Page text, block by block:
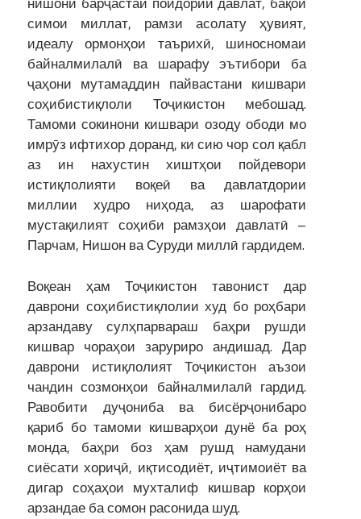
симои миллат, рамзи асолату ҳувият,
идеалу ормонҳои таърихӣ, шиносномаи
байналмилалӣ ва шарафу эътибори ба
ҷаҳони мутамаддин пайвастани кишвари
соҳибистиқлоли Тоҷикистон мебошад.
Тамоми сокинони кишвари озоду ободи мо
имрӯз ифтихор доранд, ки сию чор сол қабл
аз ин нахустин хиштҳои пойдевори
истиқлолияти воқеӣ ва давлатдории
миллии худро ниҳода, аз шарофати
мустақилият соҳиби рамзҳои давлатӣ –
Парчам, Нишон ва Суруди миллӣ гардидем.
Воқеан ҳам Тоҷикистон тавонист дар
даврони соҳибистиқлолии худ бо роҳбари
арзандаву сулҳпарвараш баҳри рушди
кишвар чораҳои заруриро андишад. Дар
даврони истиқлолият Тоҷикистон аъзои
чандин созмонҳои байналмилалӣ гардид.
Равобити дуҷониба ва бисёрҷонибаро
қариб бо тамоми кишварҳои дунё ба роҳ
монда, баҳри боз ҳам рушд намудани
сиёсати хориҷӣ, иқтисодиёт, иҷтимоиёт ва
дигар соҳаҳои мухталиф кишвар корҳои
арзандае ба сомон расонида шуд.